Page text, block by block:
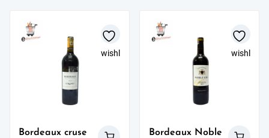
wishlist
Bordeaux cruse
wishlist
Bordeaux Noble